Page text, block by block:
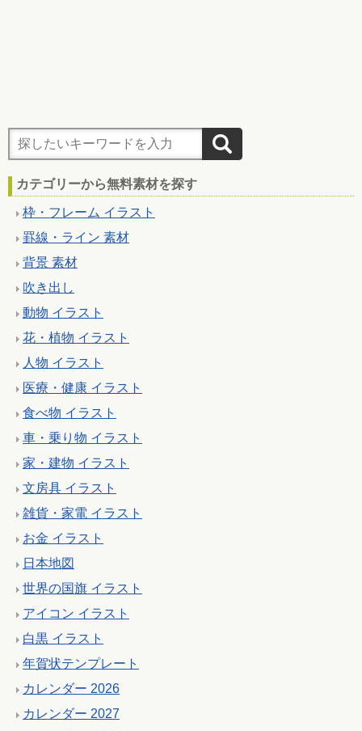
カテゴリーから無料素材を探す
枠・フレーム イラスト
罫線・ライン 素材
背景 素材
吹き出し
動物 イラスト
花・植物 イラスト
人物 イラスト
医療・健康 イラスト
食べ物 イラスト
車・乗り物 イラスト
家・建物 イラスト
文房具 イラスト
雑貨・家電 イラスト
お金 イラスト
日本地図
世界の国旗 イラスト
アイコン イラスト
白黒 イラスト
年賀状テンプレート
カレンダー 2026
カレンダー 2027